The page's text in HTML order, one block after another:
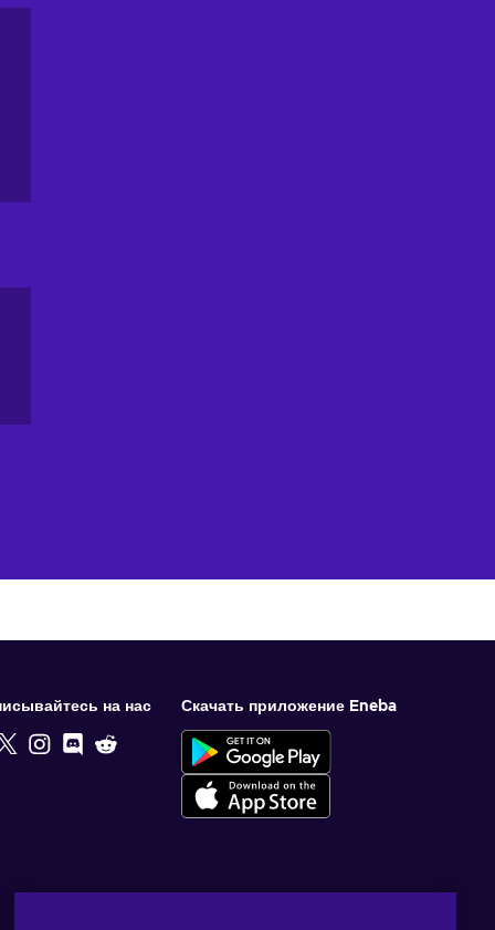
на нас Скачать приложение Eneba